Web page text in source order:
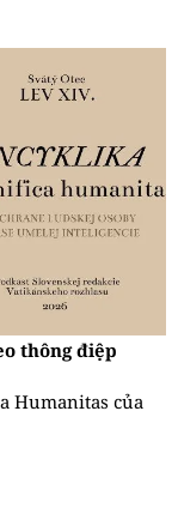
thông điệp
Humanitas của